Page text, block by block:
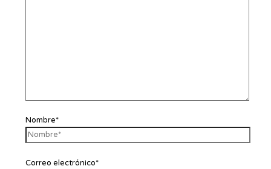
Nombre*
Correo electrónico*